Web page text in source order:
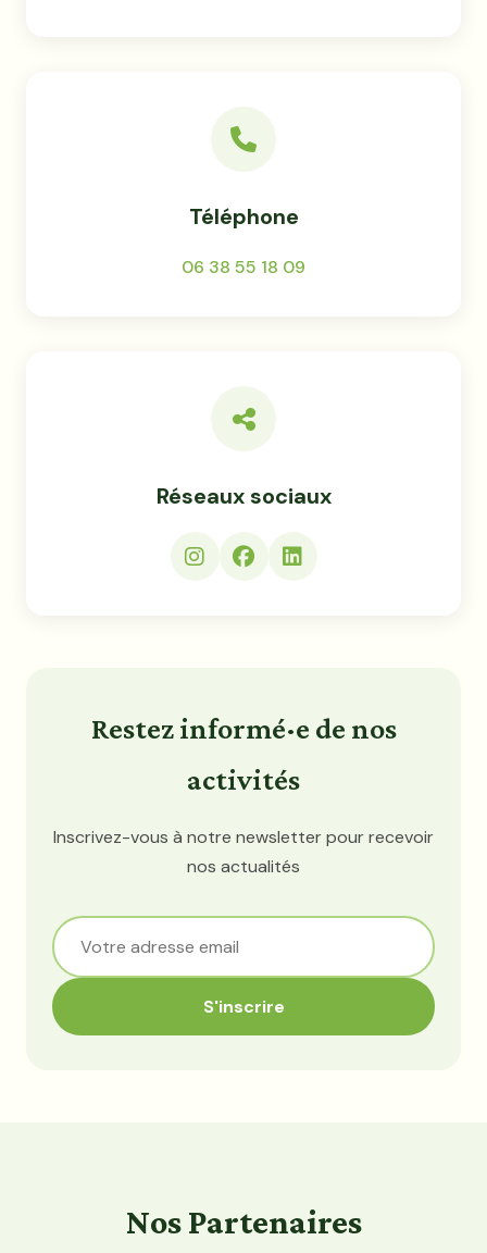
Téléphone
06 38 55 18 09
Réseaux sociaux
Restez informé·e de nos
activités
Inscrivez-vous à notre newsletter pour recevoir
nos actualités
Votre adresse email
S'inscrire
Nos Partenaires